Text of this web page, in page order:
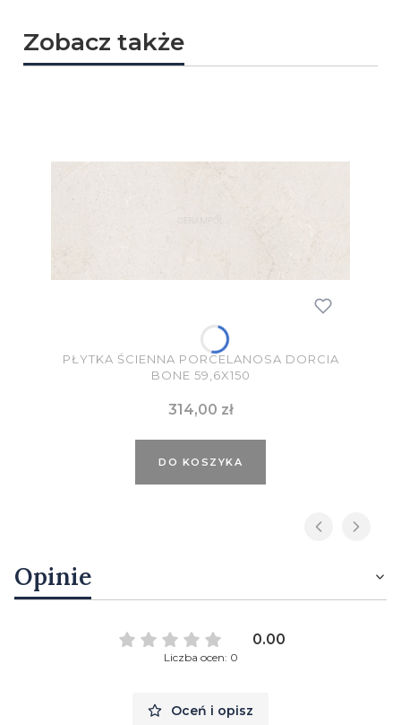
Zobacz także
PŁYTKA ŚCIENNA PORCELANOSA DORCIA
BONE 59,6X150
Cena
314,00 zł
DO KOSZYKA
Opinie
0.00
Liczba ocen: 0
Oceń i opisz